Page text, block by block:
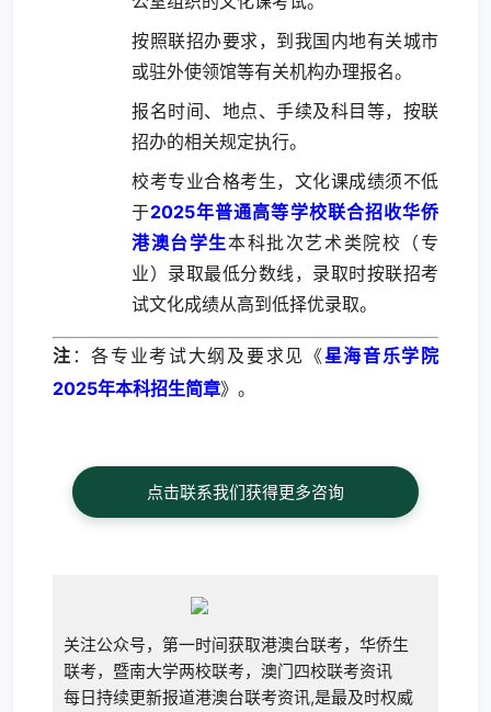
按照联招办要求，到我国内地有关城市
或驻外使领馆等有关机构办理报名。
报名时间、地点、手续及科目等，按联
招办的相关规定执行。
校考专业合格考生，文化课成绩须不低
于2025年普通高等学校联合招收华侨
港澳台学生本科批次艺术类院校（专
业）录取最低分数线，录取时按联招考
试文化成绩从高到低择优录取。
注 ：各专业考试大纲及要求见《星海音乐学院
2025年本科招生简章》。
点击联系我们获得更多咨询
关注公众号，第一时间获取港澳台联考，华侨生
联考，暨南大学两校联考，澳门四校联考资讯
每日持续更新报道港澳台联考资讯,是最及时权威